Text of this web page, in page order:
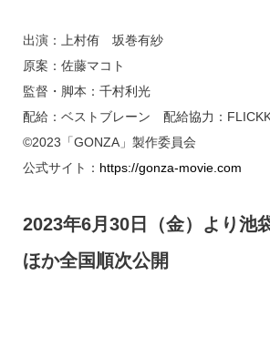
出演：上村侑 坂巻有紗
原案：佐藤マコト
監督・脚本：千村利光
配給：ベストブレーン 配給協力：
©2023「GONZA」製作委員会
公式サイト： https://gonza-movie.com
2023年6月30日（金）より池
ほか全国順次公開